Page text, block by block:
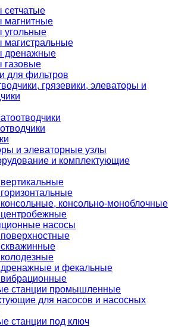
сетчатые
магнитные
угольные
магистральные
дренажные
газовые
для фильтров
грязевики, элеваторы и
и элеваторные узлы
и комплектующие
консольно-моноблочные
насосы
и фекальные
станции промышленные
для насосов и насосных
станции под ключ